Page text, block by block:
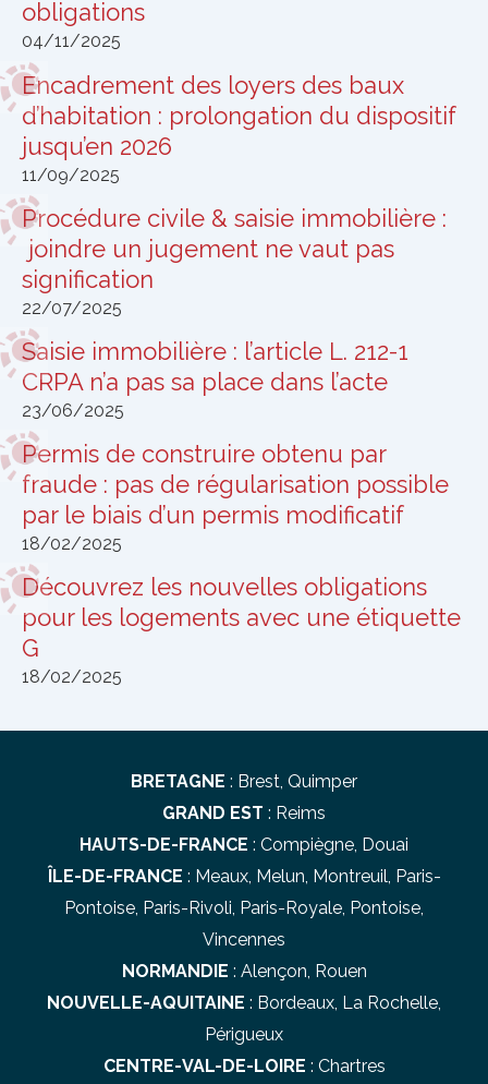
obligations
04/11/2025
Encadrement des loyers des baux
d’habitation : prolongation du dispositif
jusqu’en 2026
11/09/2025
Procédure civile & saisie immobilière :
joindre un jugement ne vaut pas
signification
22/07/2025
Saisie immobilière : l’article L. 212-1
CRPA n’a pas sa place dans l’acte
23/06/2025
Permis de construire obtenu par
fraude : pas de régularisation possible
par le biais d’un permis modificatif
18/02/2025
Découvrez les nouvelles obligations
pour les logements avec une étiquette
G
18/02/2025
BRETAGNE : Brest, Quimper
GRAND EST : Reims
HAUTS-DE-FRANCE : Compiègne, Douai
ÎLE-DE-FRANCE : Meaux, Melun, Montreuil, Paris-
Pontoise, Paris-Rivoli, Paris-Royale, Pontoise,
Vincennes
NORMANDIE : Alençon, Rouen
NOUVELLE-AQUITAINE : Bordeaux, La Rochelle,
Périgueux
CENTRE-VAL-DE-LOIRE : Chartres